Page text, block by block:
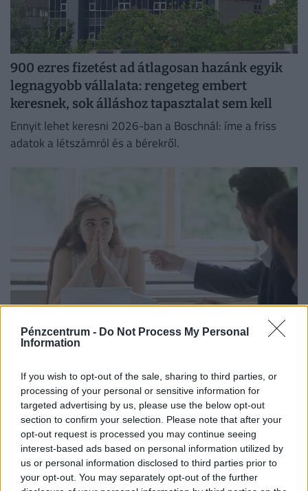
Pénzcentrum - Do Not Process My Personal
Information
If you wish to opt-out of the sale, sharing to third parties, or
processing of your personal or sensitive information for
targeted advertising by us, please use the below opt-out
section to confirm your selection. Please note that after your
opt-out request is processed you may continue seeing
interest-based ads based on personal information utilized by
us or personal information disclosed to third parties prior to
your opt-out. You may separately opt-out of the further
900 ezres fizetést ad átlagosan hazánk egyik
legnagyobb vállalata: rengeteg embert
keresnek, sok álláshoz tapasztalat sem kell
Ennyit lehet keresni 2026-ban a Boschnál: íme a friss
adatok a létszámról és a bérekről.
Ezekkel a diplomákkal már kezdőként is nettó
Magyarországon
A mérnöki, egészségügyi és gyártási szektorokban
komoly szakemberhiánnyal küzdenek a vállalatok.